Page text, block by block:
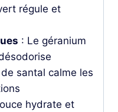
régule et
: Le géranium
santal calme les
hydrate et